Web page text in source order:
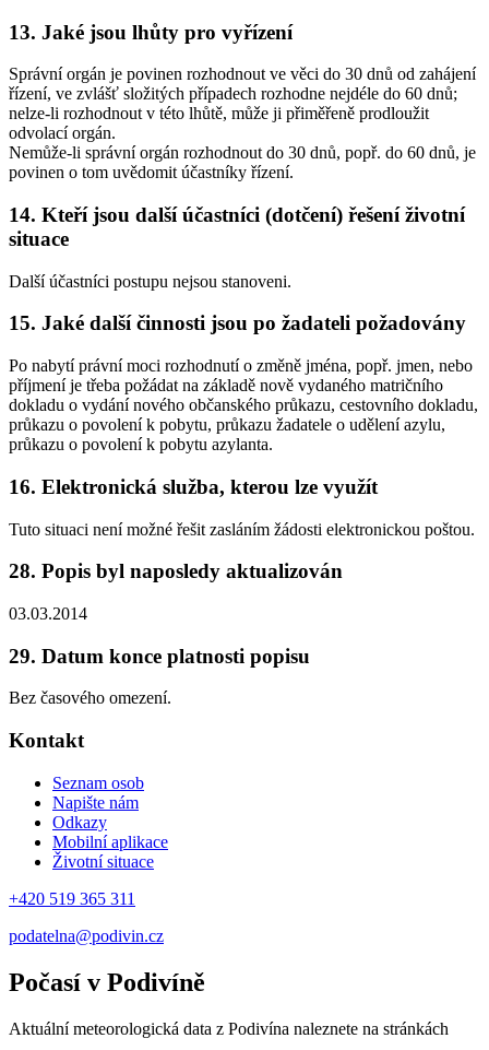
13. Jaké jsou lhůty pro vyřízení
Správní orgán je povinen rozhodnout ve věci do 30 dnů od zahájení
řízení, ve zvlášť složitých případech rozhodne nejdéle do 60 dnů;
nelze-li rozhodnout v této lhůtě, může ji přiměřeně prodloužit
odvolací orgán.
Nemůže-li správní orgán rozhodnout do 30 dnů, popř. do 60 dnů, je
povinen o tom uvědomit účastníky řízení.
14. Kteří jsou další účastníci (dotčení) řešení životní
situace
Další účastníci postupu nejsou stanoveni.
15. Jaké další činnosti jsou po žadateli požadovány
Po nabytí právní moci rozhodnutí o změně jména, popř. jmen, nebo
příjmení je třeba požádat na základě nově vydaného matričního
dokladu o vydání nového občanského průkazu, cestovního dokladu,
průkazu o povolení k pobytu, průkazu žadatele o udělení azylu,
průkazu o povolení k pobytu azylanta.
16. Elektronická služba, kterou lze využít
Tuto situaci není možné řešit zasláním žádosti elektronickou poštou.
28. Popis byl naposledy aktualizován
03.03.2014
29. Datum konce platnosti popisu
Bez časového omezení.
Kontakt
Seznam osob
Napište nám
Odkazy
Mobilní aplikace
Životní situace
+420 519 365 311
podatelna@podivin.cz
Počasí v Podivíně
Aktuální meteorologická data z Podivína naleznete na stránkách